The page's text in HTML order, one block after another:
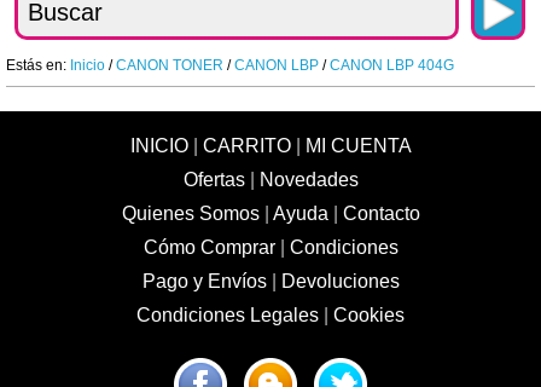
Estás en: Inicio /CANON TONER /CANON LBP /CANON LBP 404G
INICIO| CARRITO|
MI CUENTA
Ofertas|
Novedades
Quienes Somos| Ayuda
Contacto
Cómo Comprar| Condiciones
Pago y Envíos|
Devoluciones
Condiciones Legales
Cookies